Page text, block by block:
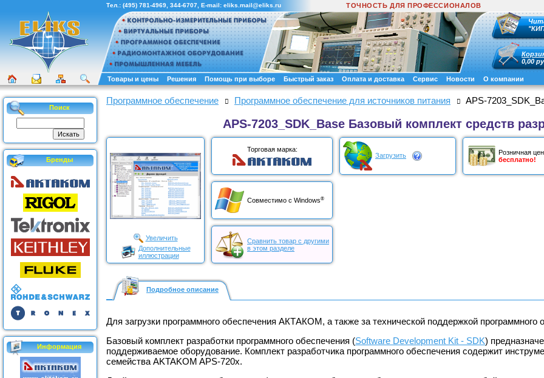
Тел.: (495) 781-4969 344-6707 , E-mail: eliks.mail@eliks.ru ТОЧНОСТЬ ДЛЯ ПРОФЕССИОНАЛОВ
0,00
Товары и цены Решения Помощь при выборе Быстрый заказ Оплата и доставка Сервис Новости О компании
Поиск
Бренды
Информация
Программное обеспечение Программное обеспечение для источников питания APS-
APS-7203_SDK_Base Базовый комплект средств
Увеличить
Дополнительные
иллюстрации
Торговая марка:
Загрузить
Розничная
бесплатно!
Совместимо с Windows®
Сравнить товар с другими
в этом разделе
Подробное описание
Для загрузки программного обеспечения АКТАКОМ, а также за технической поддержкой
Базовый комплект разработки программного обеспечения (Software Development Kit - SDK)
поддерживаемое оборудование. Комплект разработчика программного обеспечения содержит
семейства AKTAKOM APS-720х.